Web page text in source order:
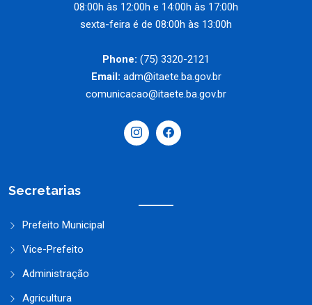
08:00h às 12:00h e 14:00h às 17:00h
sexta-feira é de 08:00h às 13:00h
Phone: (75) 3320-2121
Email: adm@itaete.ba.gov.br
comunicacao@itaete.ba.gov.br
Secretarias
Prefeito Municipal
Vice-Prefeito
Administração
Agricultura